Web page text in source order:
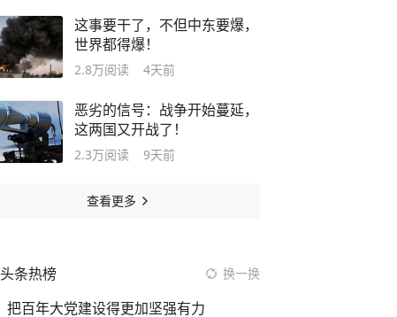
这事要干了，不但中东要爆，
世界都得爆！
2.8万阅读 4天前
恶劣的信号：战争开始蔓延，
这两国又开战了！
2.3万阅读 9天前
查看更多
头条热榜 换一换
把百年大党建设得更加坚强有力